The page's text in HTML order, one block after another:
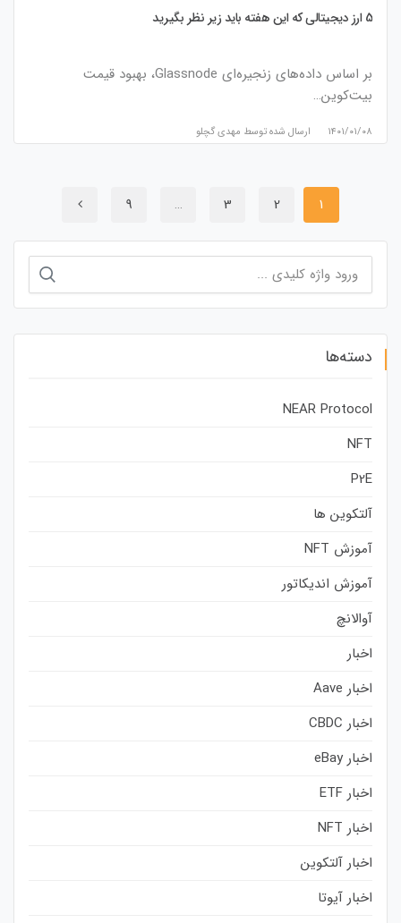
5 ارز دیجیتالی که این هفته باید زیر نظر بگیرید
بر اساس داده‌های زنجیره‌ای Glassnode، بهبود قیمت
بیت‌کوین…
۱۴۰۱/۰۱/۰۸ ارسال شده توسط مهدی گچلو
1
2
3
…
9
برای:
دسته‌ها
NEAR Protocol
NFT
P2E
آلتکوین ها
آموزش NFT
آموزش اندیکاتور
آوالانچ
اخبار
اخبار Aave
اخبار CBDC
اخبار eBay
اخبار ETF
اخبار NFT
اخبار آلتکوین
اخبار آیوتا